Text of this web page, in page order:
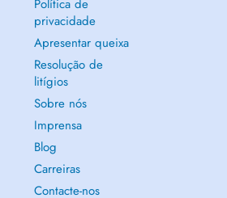
Política de
privacidade
Apresentar queixa
Resolução de
litígios
Sobre nós
Imprensa
Blog
Carreiras
Contacte-nos